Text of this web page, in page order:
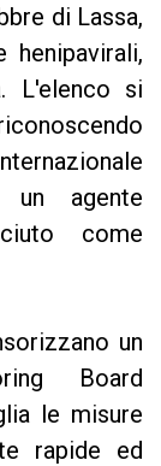
di Lassa,
henipavirali,
L'elenco si
un agente
come
un
Board
le misure
rapide ed